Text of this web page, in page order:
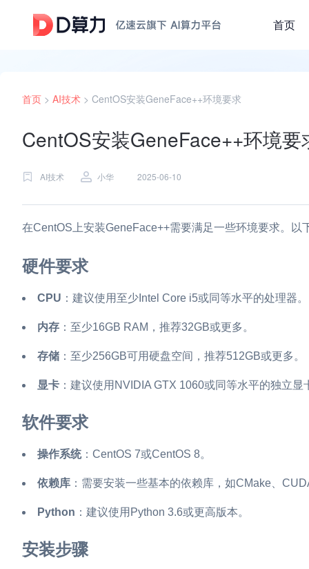
首页
首页 > AI技术 > CentOS安装GeneFace++环境要求
CentOS安装GeneFace++环境要
AI技术 小华 2025-06-10
在CentOS上安装GeneFace++需要满足一些环境要求。以
硬件要求
CPU ：建议使用至少Intel Core i5或同等水平的处理器。
内存 ：至少16GB RAM，推荐32GB或更多。
存储 ：至少256GB可用硬盘空间，推荐512GB或更多。
显卡 ：建议使用NVIDIA GTX 1060或同等水平的独立显
软件要求
操作系统：CentOS 7或CentOS 8。
依赖库 ：需要安装一些基本的依赖库，如CMake、
Python ：建议使用Python 3.6或更高版本。
安装步骤